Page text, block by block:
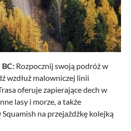
Rozpocznij swoją podróż w
wzdłuż malowniczej linii
oferuje zapierające dech w
lasy i morze, a także
na przejażdżkę kolejką